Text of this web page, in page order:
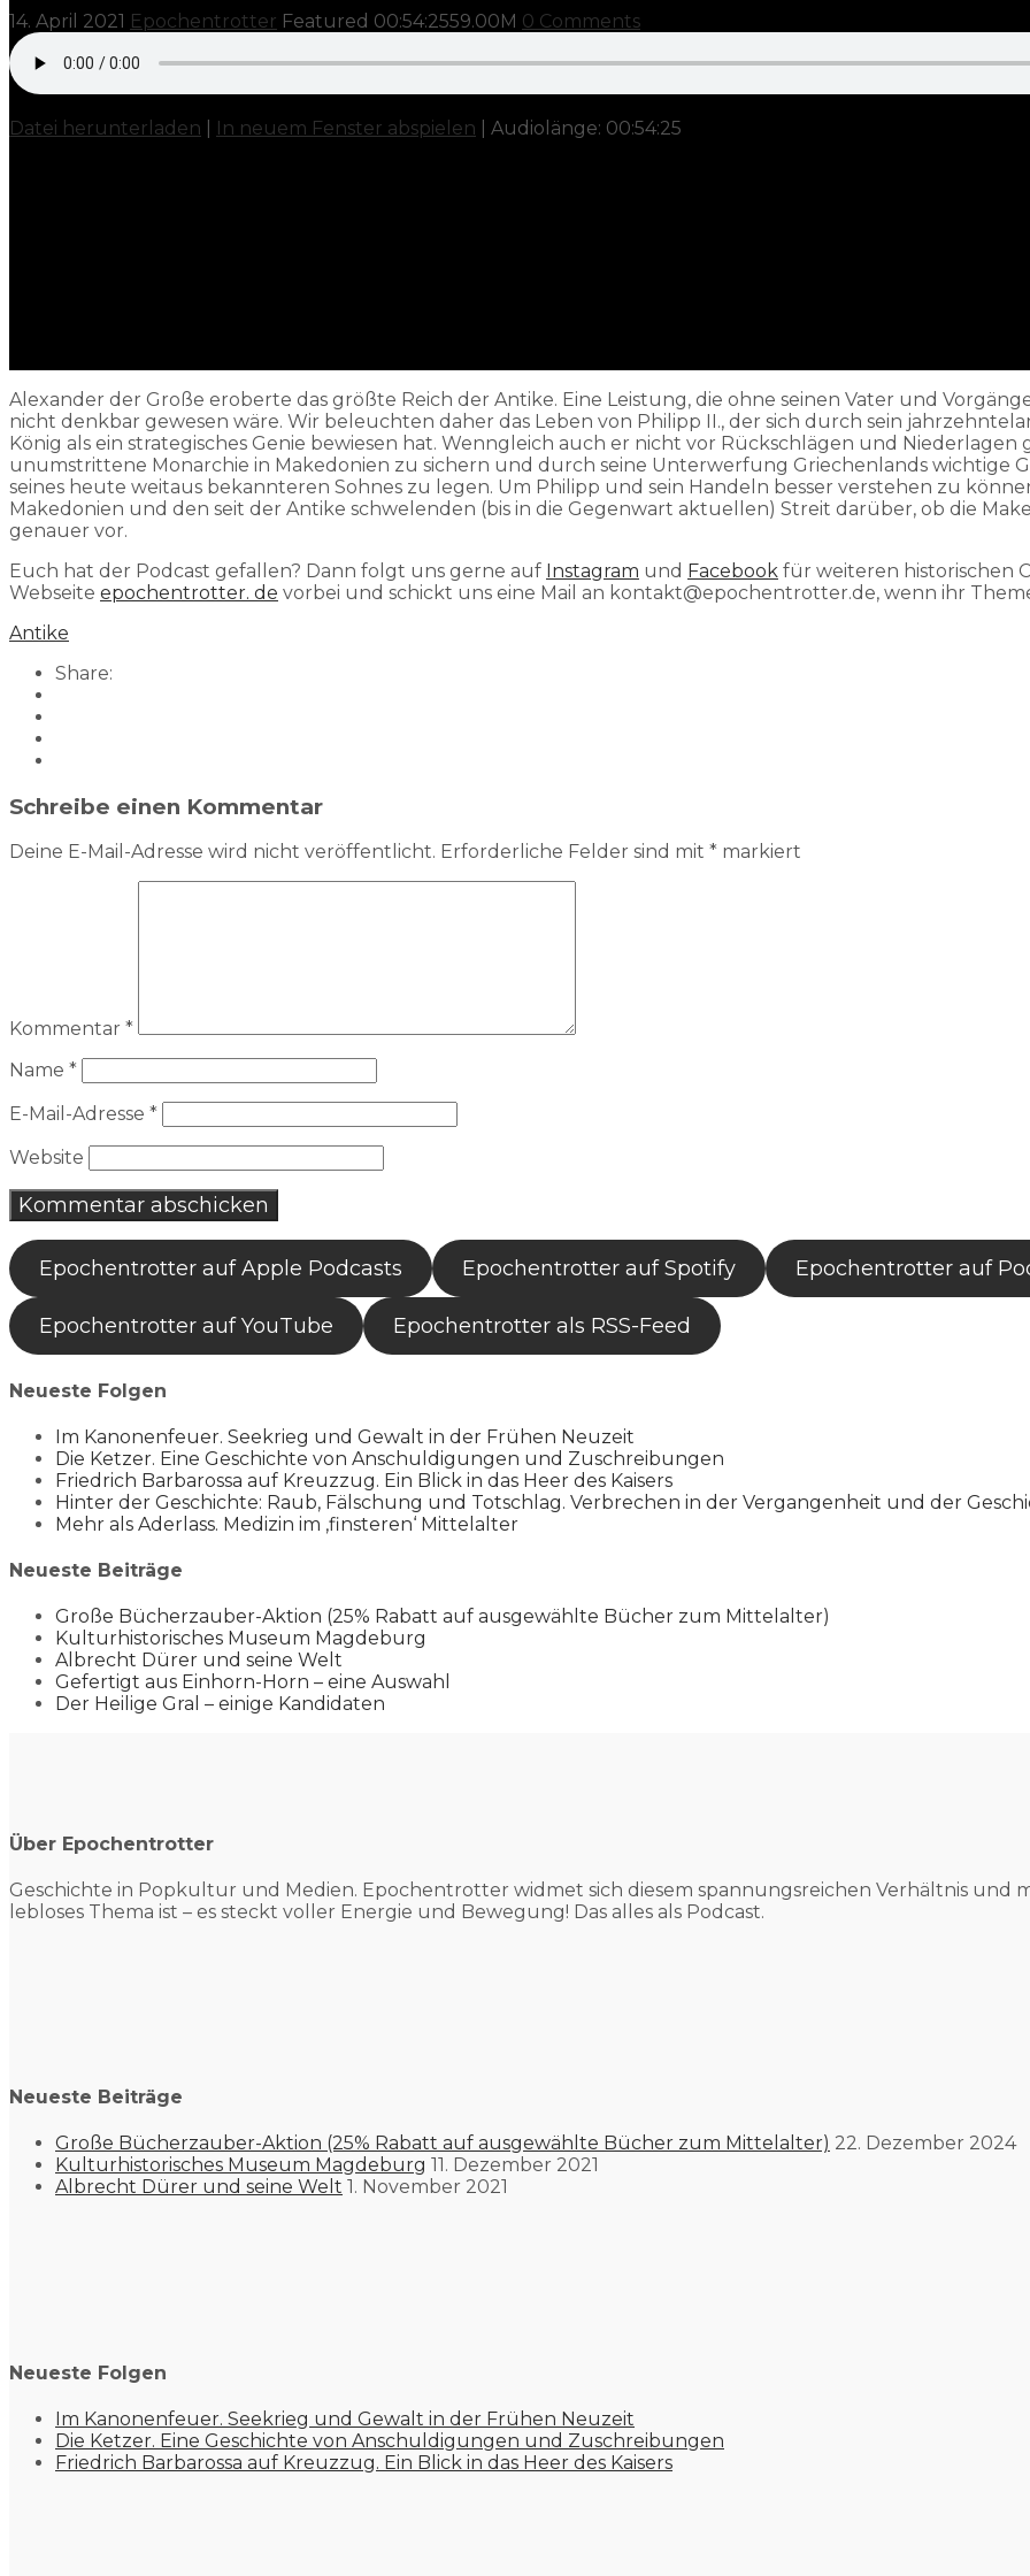
14. April 2021 Epochentrotter Featured 00:54:2559.00M 0 Comments
Datei herunterladen In neuem Fenster abspielen Audiolänge: 00:54:25
Alexander der Große eroberte das größte Reich der Antike. Eine Leistung, die ohne seinen Vater und
nicht denkbar gewesen wäre. Wir beleuchten daher das Leben von Philipp II., der sich durch sein
König als ein strategisches Genie bewiesen hat. Wenngleich auch er nicht vor Rückschlägen und Niederlagen
unumstrittene Monarchie in Makedonien zu sichern und durch seine Unterwerfung Griechenlands wichtige
seines heute weitaus bekannteren Sohnes zu legen. Um Philipp und sein Handeln besser verstehen zu
Makedonien und den seit der Antike schwelenden (bis in die Gegenwart aktuellen) Streit darüber, ob die
genauer vor.
Euch hat der Podcast gefallen? Dann folgt uns gerne auf Instagram und Facebook für weiteren historischen
Webseite epochentrotter. de vorbei und schickt uns eine Mail an kontakt@epochentrotter.de, wenn ihr
Antike
Share:
Schreibe einen Kommentar
Deine E-Mail-Adresse wird nicht veröffentlicht. Erforderliche Felder sind mit * markiert
Kommentar *
Name *
E-Mail-Adresse *
Website
Epochentrotter auf Apple Podcasts Epochentrotter auf Spotify Epochentrotter auf
Epochentrotter auf YouTube Epochentrotter als RSS-Feed
Neueste Folgen
Im Kanonenfeuer. Seekrieg und Gewalt in der Frühen Neuzeit
Die Ketzer. Eine Geschichte von Anschuldigungen und Zuschreibungen
Friedrich Barbarossa auf Kreuzzug. Ein Blick in das Heer des Kaisers
Hinter der Geschichte: Raub, Fälschung und Totschlag. Verbrechen in der Vergangenheit und der
Mehr als Aderlass. Medizin im ‚finsteren‘ Mittelalter
Neueste Beiträge
Große Bücherzauber-Aktion (25% Rabatt auf ausgewählte Bücher zum Mittelalter)
Kulturhistorisches Museum Magdeburg
Albrecht Dürer und seine Welt
Gefertigt aus Einhorn-Horn – eine Auswahl
Der Heilige Gral – einige Kandidaten
Über Epochentrotter
Geschichte in Popkultur und Medien. Epochentrotter widmet sich diesem spannungsreichen Verhältnis und
lebloses Thema ist – es steckt voller Energie und Bewegung! Das alles als Podcast.
Neueste Beiträge
Große Bücherzauber-Aktion (25% Rabatt auf ausgewählte Bücher zum Mittelalter) 22. Dezember 2024
Kulturhistorisches Museum Magdeburg 11. Dezember 2021
Albrecht Dürer und seine Welt 1. November 2021
Neueste Folgen
Im Kanonenfeuer. Seekrieg und Gewalt in der Frühen Neuzeit
Die Ketzer. Eine Geschichte von Anschuldigungen und Zuschreibungen
Friedrich Barbarossa auf Kreuzzug. Ein Blick in das Heer des Kaisers